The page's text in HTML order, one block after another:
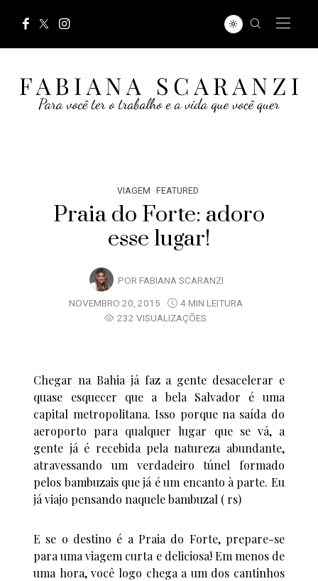
VIAGEM FEATURED
Praia do Forte: adoro
esse lugar!
POR FABIANA SCARANZI
NOVEMBRO 20, 2015
4 MIN LEITURA
232 VISUALIZAÇÕES
Chegar na Bahia já faz a gente desacelerar e
quase esquecer que a bela Salvador é uma
capital metropolitana. Isso porque na saída do
aeroporto para qualquer lugar que se vá, a
gente já é recebida pela natureza abundante,
atravessando um verdadeiro túnel formado
pelos bambuzais que já é um encanto à parte. Eu
já viajo pensando naquele bambuzal ( rs)
E se o destino é a Praia do Forte, prepare-se
para uma viagem curta e deliciosa! Em menos de
uma hora, você logo chega a um dos cantinhos